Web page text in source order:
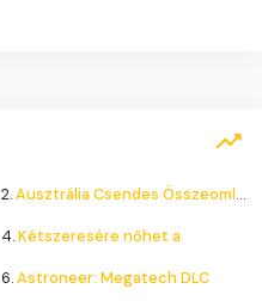
2.Ausztrália Csendes Összeomlása
4.Kétszeresére nőhet a
6.Astroneer: Megatech DLC